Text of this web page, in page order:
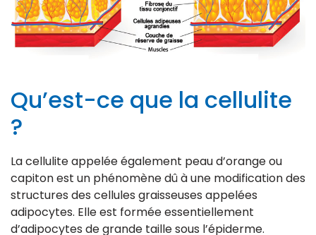
Qu’est-ce que la cellulite
?
La cellulite appelée également peau d’orange ou
capiton est un phénomène dû à une modification des
structures des cellules graisseuses appelées
adipocytes. Elle est formée essentiellement
d’adipocytes de grande taille sous l’épiderme.